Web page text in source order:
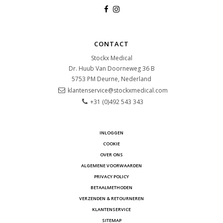
CONTACT
Stockx Medical
Dr. Huub Van Doorneweg 36 B
5753 PM Deurne, Nederland
klantenservice@stockxmedical.com
+31 (0)492 543 343
INLOGGEN
COOKIE
OVER ONS
ALGEMENE VOORWAARDEN
PRIVACY POLICY
BETAALMETHODEN
VERZENDEN & RETOURNEREN
KLANTENSERVICE
SITEMAP